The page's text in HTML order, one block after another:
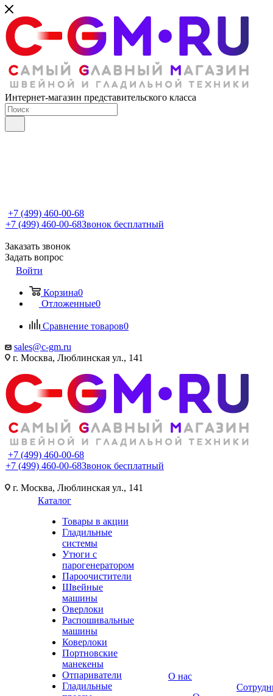
Интернет-магазин представительского класса
+7 (499) 460-00-68
+7 (499) 460-00-68Звонок бесплатный
Заказать звонок
Задать вопрос
Войти
Корзина0
Отложенные0
Сравнение товаров0
sales@c-gm.ru
г. Москва, Люблинская ул., 141
+7 (499) 460-00-68
+7 (499) 460-00-68Звонок бесплатный
г. Москва, Люблинская ул., 141
Каталог
Товары в акции
Гладильные
системы
Утюги с
парогенератором
Пароочистители
Швейные
машины
Оверлоки
Распошивальные
машины
Коверлоки
Портновские
манекены
Отпариватели
Гладильные
О нас